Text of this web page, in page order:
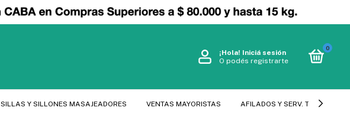
¡Hola! Iniciá sesión
O podés registrarte
0
SILLAS Y SILLONES MASAJEADORES VENTAS MAYORISTAS AFILADOS Y SERV. TECNICO